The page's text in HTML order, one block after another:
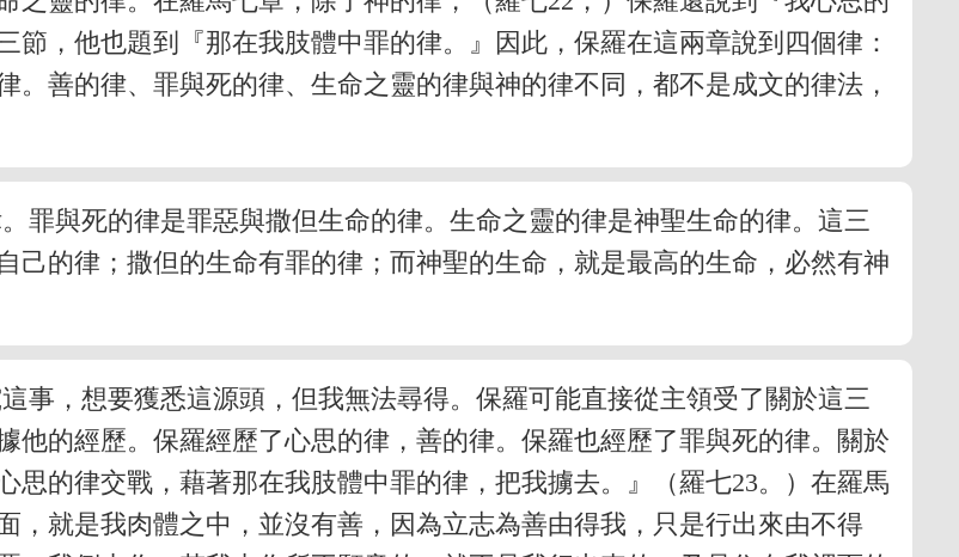
，他也題到『那在我肢體中罪的律。』因此，保羅在這兩章說到四個律：
善的律、罪與死的律、生命之靈的律與神的律不同，都不是成文的律法，
罪與死的律是罪惡與撒但生命的律。生命之靈的律是神聖生命的律。這三
己的律；撒但的生命有罪的律；而神聖的生命，就是最高的生命，必然有神
事，想要獲悉這源頭，但我無法尋得。保羅可能直接從主領受了關於這三
他的經歷。保羅經歷了心思的律，善的律。保羅也經歷了罪與死的律。關於
的律交戰，藉著那在我肢體中罪的律，把我擄去。』（羅七23。）在羅馬
，就是我肉體之中，並沒有善，因為立志為善由得我，只是行出來由不得